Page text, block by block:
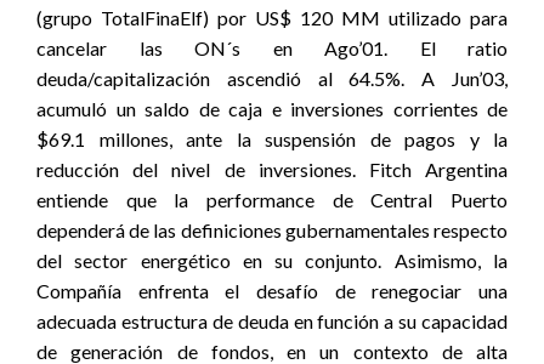
(grupo TotalFinaElf) por US$ 120 MM utilizado para
cancelar las ON´s en Ago’01. El ratio
deuda/capitalización ascendió al 64.5%. A Jun’03,
acumuló un saldo de caja e inversiones corrientes de
$69.1 millones, ante la suspensión de pagos y la
reducción del nivel de inversiones. Fitch Argentina
entiende que la performance de Central Puerto
dependerá de las definiciones gubernamentales respecto
del sector energético en su conjunto. Asimismo, la
Compañía enfrenta el desafío de renegociar una
adecuada estructura de deuda en función a su capacidad
de generación de fondos, en un contexto de alta